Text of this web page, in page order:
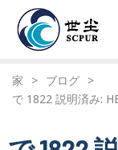
家 > ブログ >
で 1822 説明済み: